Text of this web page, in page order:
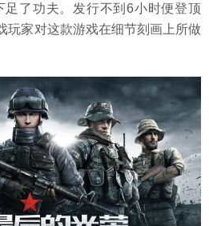
足了功夫。发行不到6小时便登顶
玩家对这款游戏在细节刻画上所做